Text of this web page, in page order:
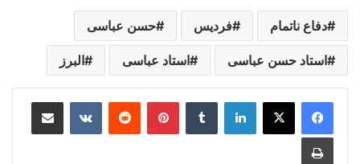
دفاع ناتمام فردیس حسن عباسی
استاد حسن عباسی استاد عباسی البرز
لینکدین ‫تامبلر ‫پین‌ترست‫رددیت ‫VKontakteاشتراک گذاری از طریق ایمیل
چاپ